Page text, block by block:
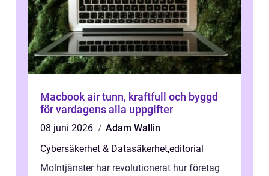
Macbook air tunn, kraftfull och byggd
för vardagens alla uppgifter
08 juni 2026
Adam Wallin
Cybersäkerhet & Datasäkerhet,editorial
Molntjänster har revolutionerat hur företag